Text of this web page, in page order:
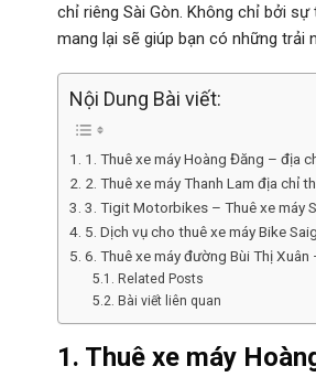
chỉ riêng Sài Gòn. Không chỉ bởi
mang lại sẽ giúp bạn có những trải
Nội Dung Bài viết:
1. Thuê xe máy Hoàng Đăng – địa
2. Thuê xe máy Thanh Lam địa chỉ
3. Tigit Motorbikes – Thuê xe máy
5. Dịch vụ cho thuê xe máy Bike
6. Thuê xe máy đường Bùi Thị
Related Posts
Bài viết liên quan
1. Thuê xe máy